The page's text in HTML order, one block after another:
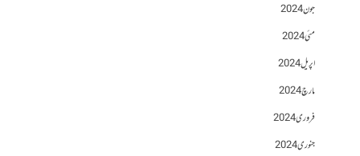
جون 2024
مئی 2024
اپریل 2024
مارچ 2024
فروری 2024
جنوری 2024